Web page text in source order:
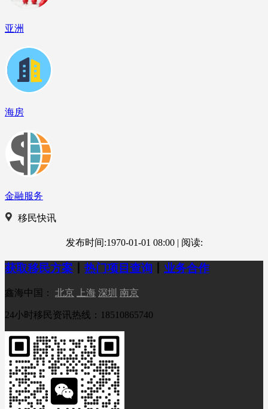
亚洲
海房
金融服务
移民快讯
发布时间:1970-01-01 08:00 | 阅读:
获取移民方案 热门项目查询 业务合作
鑫海中国： 北京 上海 深圳 南京
24小时移民资讯热线：18510865740